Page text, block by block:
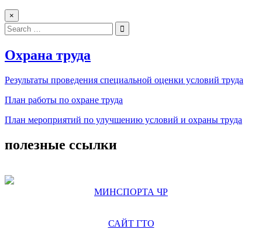
×
Search
for:
Охрана труда
Результаты проведения специальной оценки условий труда
План работы по охране труда
План мероприятий по улучшению условий и охраны труда
полезные ссылки
МИНСПОРТА ЧР
САЙТ ГТО